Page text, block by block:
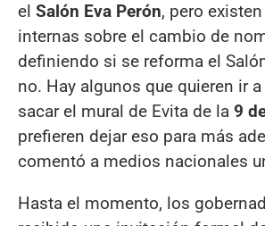
el Salón Eva Perón, pero
internas sobre el cambio de
definiendo si se reforma el
no. Hay algunos que quieren ir
sacar el mural de Evita de la 9
prefieren dejar eso para más
comentó a medios nacionales
Hasta el momento, los